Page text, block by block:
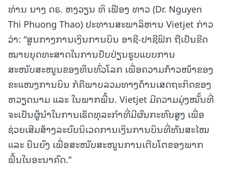
ທ່ານ ນາງ ດຣ. ຫງວຽນ ທິ ເຟືອງ ທາວ (Dr. Nguyen
Thi Phuong Thao) ປະທານສະພາລິຫານ Vietjet ກ່າວ
ວ່າ: “ສູນກາງການເງິນການບິນ ອາຊີ-ປາຊີຟິກ ຖືເປັນຂີດ
ໝາຍຍຸດທະສາດໃນການປັບປ່ຽນຮູບແບບການ
ສະໜັບສະໜູນຂອງທຶນທົ່ວໂລກ ເພື່ອຄວາມກ້າວໜ້າຂອງ
ຂະແໜງການບິນ ກໍຄືພາບລວມທາງດ້ານເສດຖະກິດຂອງ
ຫວຽດນາມ ແລະ ໃນພາກພື້ນ. Vietjet ມີຄວາມມຸ່ງໝັ້ນທີ່
ຈະເປັນຜູ້ນຳໃນການເຮັດທຸລະກຳທີ່ມີຜົນກະທົບສູງ ເພື່ອ
ຊ່ວຍເສີມສ້າງລະບົບນິເວດການເງິນການບິນທີ່ທັນສະໄໝ
ແລະ ຍືນຍົງ ເພື່ອສະໜັບສະໜູນການເຕີບໂຕຂອງພາກ
ພື້ນໃນອະນາຄົດ.”